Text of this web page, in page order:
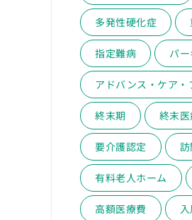
多発性硬化症
指定難病 パ
アドバンス・ケア・
終末期 終末
要介護認定
有料老人ホーム
高額医療費